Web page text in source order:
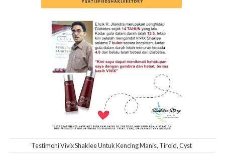
Testimoni Vivix Shaklee Untuk Kencing Manis, Tiroid, Cyst